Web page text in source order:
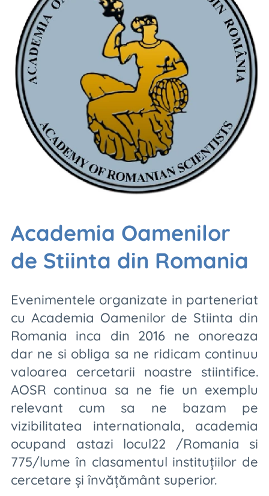
Academia Oamenilor
de Stiinta din Romania
Evenimentele organizate in parteneriat
cu Academia Oamenilor de Stiinta din
Romania inca din 2016 ne onoreaza
dar ne si obliga sa ne ridicam continuu
valoarea cercetarii noastre stiintifice.
AOSR continua sa ne fie un exemplu
relevant cum sa ne bazam pe
vizibilitatea internationala, academia
ocupand astazi locul22 /Romania si
775/lume în clasamentul instituțiilor de
cercetare și învățământ superior.